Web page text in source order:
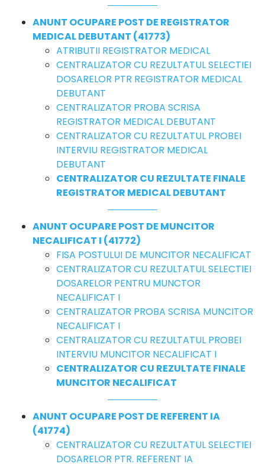
ANUNT OCUPARE POST DE REGISTRATOR
MEDICAL DEBUTANT (41773)
ATRIBUTII REGISTRATOR MEDICAL
CENTRALIZATOR CU REZULTATUL SELECTIEI
DOSARELOR PTR REGISTRATOR MEDICAL
DEBUTANT
CENTRALIZATOR PROBA SCRISA
REGISTRATOR MEDICAL DEBUTANT
CENTRALIZATOR CU REZULTATUL PROBEI
INTERVIU REGISTRATOR MEDICAL
DEBUTANT
CENTRALIZATOR CU REZULTATE FINALE
REGISTRATOR MEDICAL DEBUTANT
ANUNT OCUPARE POST DE MUNCITOR
NECALIFICAT I (41772)
FISA POSTULUI DE MUNCITOR NECALIFICAT
CENTRALIZATOR CU REZULTATUL SELECTIEI
DOSARELOR PENTRU MUNCTOR
NECALIFICAT I
CENTRALIZATOR PROBA SCRISA MUNCITOR
NECALIFICAT I
CENTRALIZATOR CU REZULTATUL PROBEI
INTERVIU MUNCITOR NECALIFICAT I
CENTRALIZATOR CU REZULTATE FINALE
MUNCITOR NECALIFICAT
ANUNT OCUPARE POST DE REFERENT IA
(41774)
CENTRALIZATOR CU REZULTATUL SELECTIEI
DOSARELOR PTR. REFERENT IA